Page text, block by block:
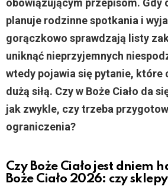
obowiązującym przepisom. Gdy
planuje rodzinne spotkania i
gorączkowo sprawdzają listy
uniknąć nieprzyjemnych
wtedy pojawia się pytanie, które
dużą siłą. Czy w Boże Ciało da
jak zwykle, czy trzeba
ograniczenia?
Czy Boże Ciało jest dniem
Boże Ciało 2026: czy